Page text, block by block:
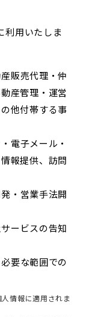
利用いたしま
販売代理・仲
産管理・運営
他付帯する事
電子メール・
報提供、訪問
・営業手法開
ービスの告知
要な範囲での
情報に適用されま